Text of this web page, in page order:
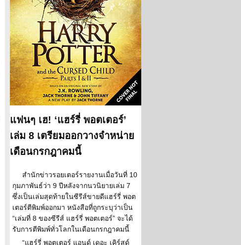
แฟนๆ เฮ! ‘แฮร์รี่ พอตเตอร์’
เล่ม 8 เตรียมออกวางจำหน่าย
เดือนกรกฎาคมนี้
สำนักข่าวรอยเตอร์รายงานเมื่อวันที่ 10
กุมภาพันธ์ว่า 9 ปีหลังจากนวนิยายเล่ม 7
ซึ่งเป็นเล่มสุดท้ายในซีรีส์ขายดีแฮร์รี่ พอต
เตอร์ตีพิมพ์ออกมา หนังสือที่ถูกระบุว่าเป็น
“เล่มที่ 8 ของซีรีส์ แฮร์รี่ พอตเตอร์” จะได้
รับการตีพิมพ์ทั่วโลกในเดือนกรกฎาคมนี้
“แฮร์รี่ พอตเตอร์ แอนด์ เดอะ เคิร์สด์